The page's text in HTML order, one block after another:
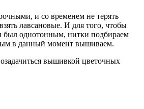
и со временем не терять
лавсановые. И для того, чтобы
был однотонным, нитки подбираем
в данный момент вышиваем.
вышивкой цветочных